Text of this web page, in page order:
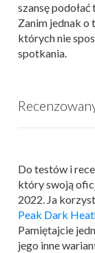
szansę
Zanim jednak
których nie
spotkania.
Do testów i
który swoją
2022. Ja
Peak Dark
Pamiętajcie
jego inne